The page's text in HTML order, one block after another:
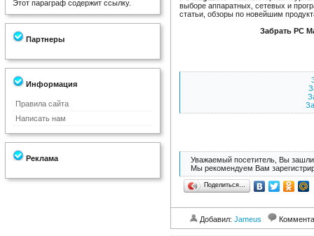
Этот параграф содержит ссылку.
Партнеры
Информация
Правила сайта
Написать нам
Реклама
выборе аппаратных, сетевых и
статьи, обзоры по новейшим
Забрать PC
Уважаемый посетитель, Вы зашли
Мы рекомендуем Вам
Поделиться…
Добавил: Jameus